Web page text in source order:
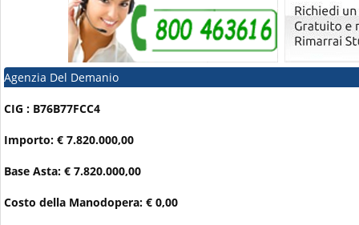
Agenzia Del Demanio
CIG : B76B77FCC4
Importo: € 7.820.000,00
Base Asta: € 7.820.000,00
Costo della Manodopera: € 0,00